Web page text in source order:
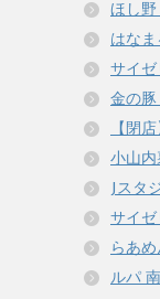
ほし
はな
サイゼ
金の豚
【閉
小山
Jスタ
サイゼ
らあ
ルパ